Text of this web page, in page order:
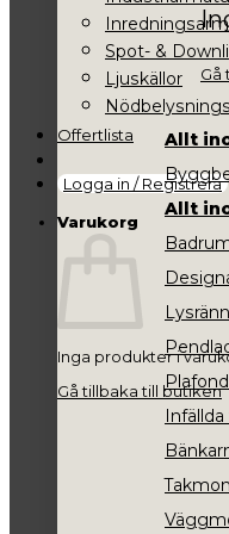
Gå
Offertlista
Logga in / Registrera
Varukorg
Inga produkter i
Gå tillbaka till butiken
Spot- &
Ljuskällor
Allt
Allt